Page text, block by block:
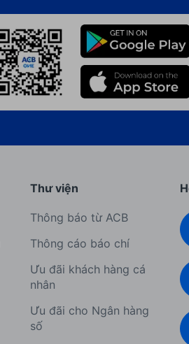
Thư viện
Thông báo từ ACB
Thông cáo báo chí
Ưu đãi khách hàng cá
nhân
Ưu đãi cho Ngân hàng
số